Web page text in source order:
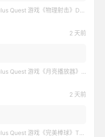
Quest 游戏《物理射击》DOWNSHOT
2 天前
Quest 游戏《月亮播放器》Moon VR Video Player
2 天前
Quest 游戏《完美棒球》TOTALLY BASEBALL